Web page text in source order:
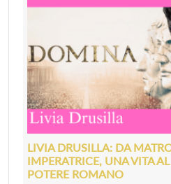
LIVIA DRUSILLA: DA
IMPERATRICE, UNA VITA
POTERE ROMANO